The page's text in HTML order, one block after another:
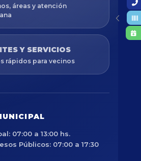
áreas y atención
Y SERVICIOS
rápidos para vecinos
07:00 a 13:00 hs.
Públicos: 07:00 a 17:30